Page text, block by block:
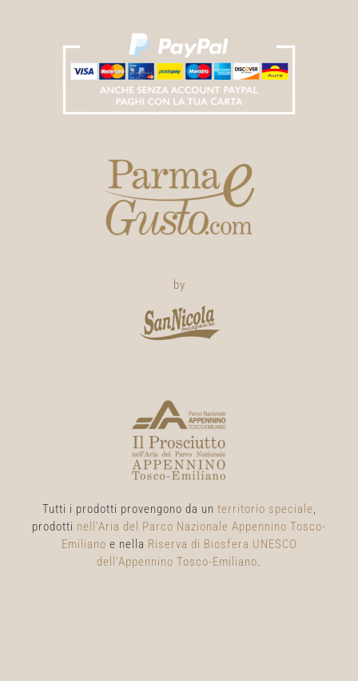
by
Tutti i prodotti provengono da un territorio speciale,
prodotti nell'Aria del Parco Nazionale Appennino Tosco-
Emiliano e nella Riserva di Biosfera UNESCO
dell’Appennino Tosco-Emiliano.